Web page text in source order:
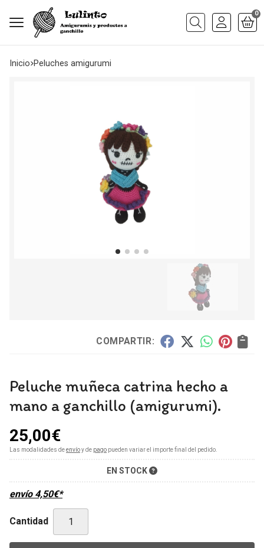
Buscar
0
Inicio peluches amigurumi
COMPARTIR:
Peluche muñeca catrina hecho a
mano a ganchillo (amigurumi).
25,00€
Las modalidades deenvíoy de pago pueden variar el importe final del pedido.
EN STOCK
envío 4,50€*
Cantidad